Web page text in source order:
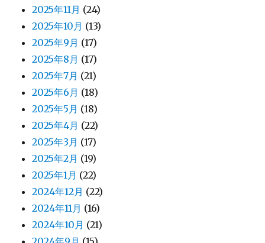
2025年11月 (24)
2025年10月 (13)
2025年9月 (17)
2025年8月 (17)
2025年7月 (21)
2025年6月 (18)
2025年5月 (18)
2025年4月 (22)
2025年3月 (17)
2025年2月 (19)
2025年1月 (22)
2024年12月 (22)
2024年11月 (16)
2024年10月 (21)